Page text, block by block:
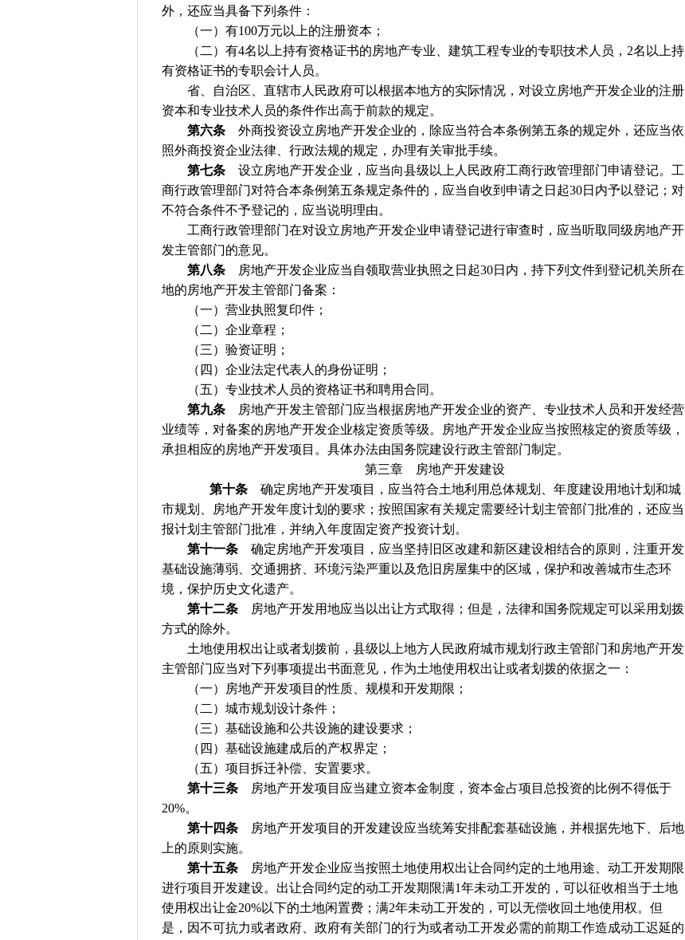
外，还应当具备下列条件：
（一）有100万元以上的注册资本；
（二）有4名以上持有资格证书的房地产专业、建筑工程专业的专职技术人员，2名以上持
有资格证书的专职会计人员。
省、自治区、直辖市人民政府可以根据本地方的实际情况，对设立房地产开发企业的注册
资本和专业技术人员的条件作出高于前款的规定。
第六条 外商投资设立房地产开发企业的，除应当符合本条例第五条的规定外，还应当依
照外商投资企业法律、行政法规的规定，办理有关审批手续。
第七条 设立房地产开发企业，应当向县级以上人民政府工商行政管理部门申请登记。工
商行政管理部门对符合本条例第五条规定条件的，应当自收到申请之日起30日内予以登记；对
不符合条件不予登记的，应当说明理由。
工商行政管理部门在对设立房地产开发企业申请登记进行审查时，应当听取同级房地产开
发主管部门的意见。
第八条 房地产开发企业应当自领取营业执照之日起30日内，持下列文件到登记机关所在
地的房地产开发主管部门备案：
（一）营业执照复印件；
（二）企业章程；
（三）验资证明；
（四）企业法定代表人的身份证明；
（五）专业技术人员的资格证书和聘用合同。
第九条 房地产开发主管部门应当根据房地产开发企业的资产、专业技术人员和开发经营
业绩等，对备案的房地产开发企业核定资质等级。房地产开发企业应当按照核定的资质等级，
承担相应的房地产开发项目。具体办法由国务院建设行政主管部门制定。
第三章 房地产开发建设
第十条 确定房地产开发项目，应当符合土地利用总体规划、年度建设用地计划和城
市规划、房地产开发年度计划的要求；按照国家有关规定需要经计划主管部门批准的，还应当
报计划主管部门批准，并纳入年度固定资产投资计划。
第十一条 确定房地产开发项目，应当坚持旧区改建和新区建设相结合的原则，注重开发
基础设施薄弱、交通拥挤、环境污染严重以及危旧房屋集中的区域，保护和改善城市生态环
境，保护历史文化遗产。
第十二条 房地产开发用地应当以出让方式取得；但是，法律和国务院规定可以采用划拨
方式的除外。
土地使用权出让或者划拨前，县级以上地方人民政府城市规划行政主管部门和房地产开发
主管部门应当对下列事项提出书面意见，作为土地使用权出让或者划拨的依据之一：
（一）房地产开发项目的性质、规模和开发期限；
（二）城市规划设计条件；
（三）基础设施和公共设施的建设要求；
（四）基础设施建成后的产权界定；
（五）项目拆迁补偿、安置要求。
第十三条 房地产开发项目应当建立资本金制度，资本金占项目总投资的比例不得低于
20%。
第十四条 房地产开发项目的开发建设应当统筹安排配套基础设施，并根据先地下、后地
上的原则实施。
第十五条 房地产开发企业应当按照土地使用权出让合同约定的土地用途、动工开发期限
进行项目开发建设。出让合同约定的动工开发期限满1年未动工开发的，可以征收相当于土地
使用权出让金20%以下的土地闲置费；满2年未动工开发的，可以无偿收回土地使用权。但
是，因不可抗力或者政府、政府有关部门的行为或者动工开发必需的前期工作造成动工迟延的